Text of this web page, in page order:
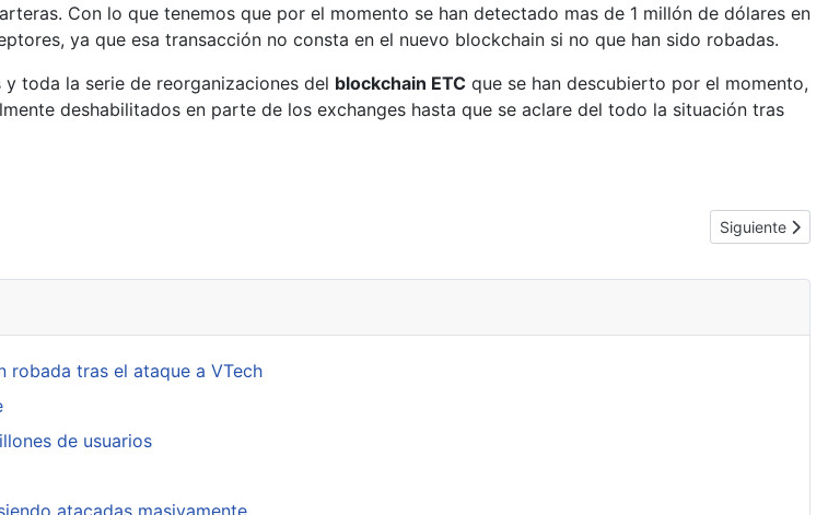
Con lo que tenemos que por el momento se han detectado mas de 1 millón de dólares en
ya que esa transacción no consta en el nuevo blockchain si no que han sido robadas.
toda la serie de reorganizaciones del blockchain ETC que se han descubierto por el momento,
deshabilitados en parte de los exchanges hasta que se aclare del todo la situación tras
10 por GPO de dominio Artículo
Siguiente
robada tras el ataque a VTech
de usuarios
atacadas masivamente